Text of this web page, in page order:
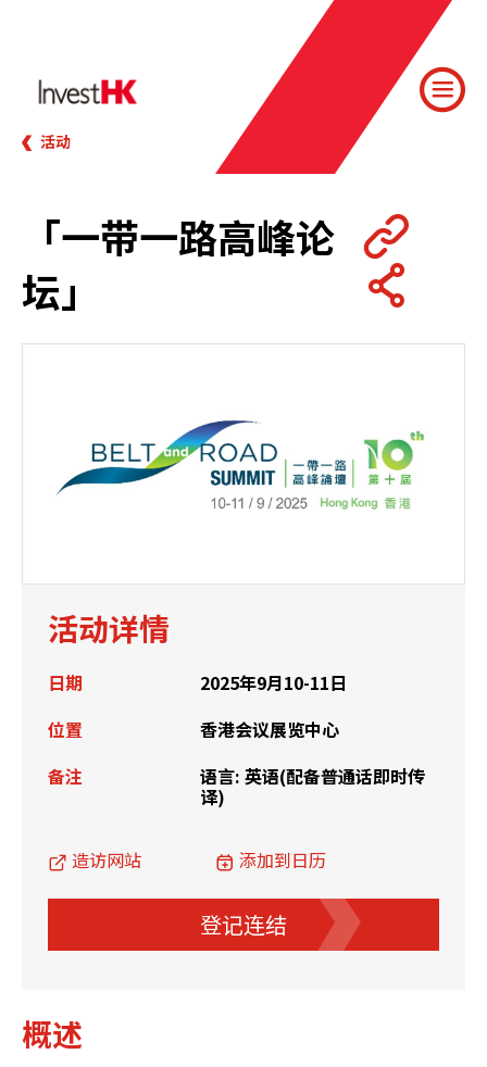
活动
「一带一路高峰论
坛」
活动详情
日期
2025年9月10-11日
位置
香港会议展览中心
备注
语言: 英语(配备普通话即时传
译)
造访网站 添加到日历
登记连结
概述